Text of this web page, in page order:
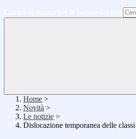
Home >
Novità >
Le notizie >
Dislocazione temporanea delle